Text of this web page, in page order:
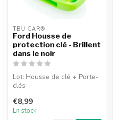
TBU CAR®
Ford Housse de
protection clé - Brillent
dans le noir
Lot: Housse de clé + Porte-
clés
€8,99
En stock